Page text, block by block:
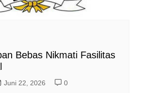
Bebas Nikmati Fasilitas
Juni 22, 2026 0